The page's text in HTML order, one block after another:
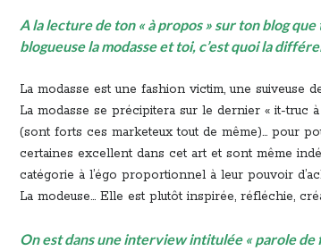
A la lecture de ton « à propos » sur ton blog
blogueuse la modasse et toi, c’est quoi la
La modasse est une fashion victim, une suiveuse
La modasse se précipitera sur le dernier « it-truc
(sont forts ces marketeux tout de même)… pour
certaines excellent dans cet art et sont même
catégorie à l’égo proportionnel à leur pouvoir
La modeuse… Elle est plutôt inspirée, réfléchie,
On est dans une interview intitulée « parole